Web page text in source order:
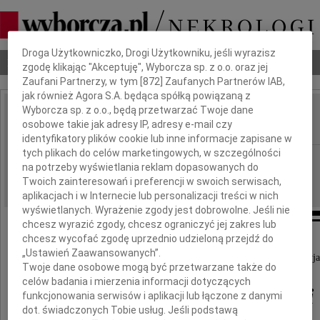
Nekrologi Odeszli Poradnik pogrzebowy
IMIĘ I NAZWISKO: Jerzy Huczkowski
REGION: Kraków
DATA EMISJI: 28.09.2021
Z wielkim bólem przyjęliśmy wiadomość,
że w dniu 23. września 2021 roku zmarł nasz
dr Jerzy Huczkowski
Dbamy o Twoją prywatność
Droga Użytkowniczko, Drogi Użytkowniku, jeśli wyrazisz
zgodę klikając "Akceptuję", Wyborcza sp. z o.o. oraz jej
Zaufani Partnerzy, w tym [872 ] Zaufanych Partnerów IAB,
jak również Agora S.A. będąca spółką powiązaną z
Wyborcza sp. z o.o., będą przetwarzać Twoje dane
osobowe takie jak adresy IP, adresy e-mail czy
identyfikatory plików cookie lub inne informacje zapisane w
tych plikach do celów marketingowych, w szczególności
na potrzeby wyświetlania reklam dopasowanych do
Twoich zainteresowań i preferencji w swoich serwisach,
aplikacjach i w Internecie lub personalizacji treści w nich
wyświetlanych. Wyrażenie zgody jest dobrowolne. Jeśli nie
chcesz wyrazić zgody, chcesz ograniczyć jej zakres lub
chcesz wycofać zgodę uprzednio udzieloną przejdź do
„Ustawień Zaawansowanych”.
Twoje dane osobowe mogą być przetwarzane także do
celów badania i mierzenia informacji dotyczących
funkcjonowania serwisów i aplikacji lub łączone z danymi
dot. świadczonych Tobie usług. Jeśli podstawą